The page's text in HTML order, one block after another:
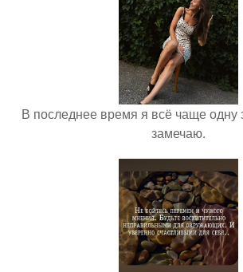
В последнее время я всё чаще одну
замечаю.